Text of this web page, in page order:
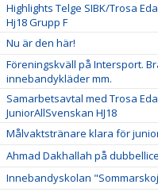
Highlights Telge SIBK/Trosa
Hj18 Grupp F
Nu är den här!
Föreningskväll på Intersport.
innebandykläder mm.
Samarbetsavtal med Trosa
JuniorAllSvenskan HJ18
Målvaktstränare klara för
Ahmad Dakhallah på
Innebandyskolan